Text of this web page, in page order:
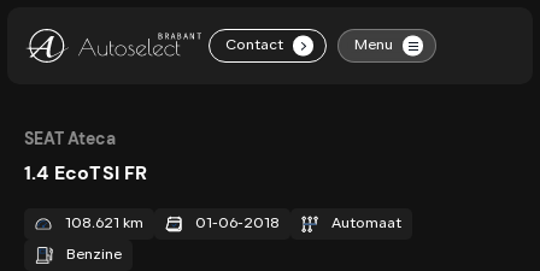
Contact . Menu
Diensten
SEAT Ateca
1.4 EcoTSI FR
108.621 km 01-06-2018 Automaat
Benzine